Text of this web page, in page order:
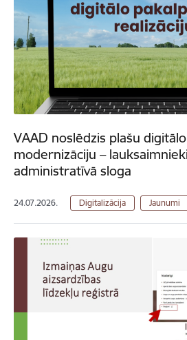
VAAD noslēdzis plašu
modernizāciju –
administratīvā sloga
24.07.2026. Digitalizācija Jaunumi